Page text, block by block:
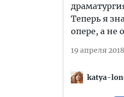
Теперь я
опере, а не
19 апреля 2018
katya-